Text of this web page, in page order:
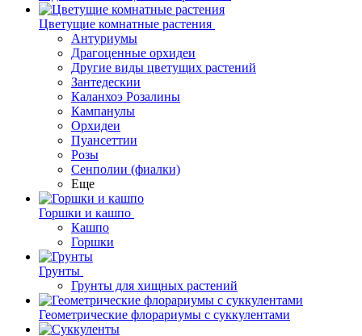
Цветущие комнатные растения
Антуриумы
Драгоценные орхидеи
Другие виды цветущих растений
Зантедескии
Каланхоэ Розалины
Кампанулы
Орхидеи
Пуансеттии
Розы
Сенполии (фиалки)
Еще
Горшки и кашпо
Кашпо
Горшки
Грунты
Грунты для хищных растений
Геометрические флорариумы с суккулентами